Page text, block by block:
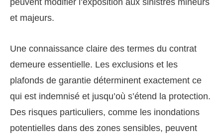
et majeurs.
Une connaissance claire des termes du contrat
demeure essentielle. Les exclusions et les
plafonds de garantie déterminent exactement ce
qui est indemnisé et jusqu’où s’étend la protection.
Des risques particuliers, comme les inondations
potentielles dans des zones sensibles, peuvent